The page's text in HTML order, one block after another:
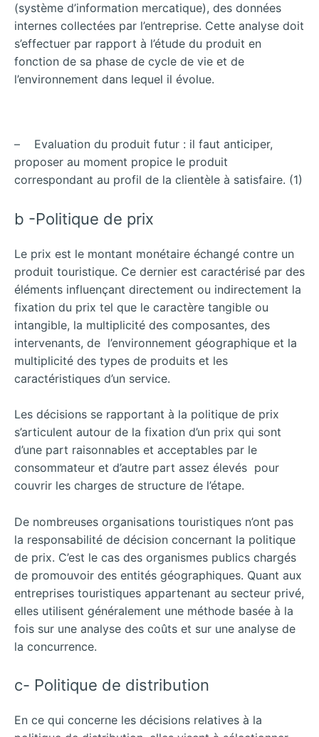
(système d’information mercatique), des données
internes collectées par l’entreprise. Cette analyse doit
s’effectuer par rapport à l’étude du produit en
fonction de sa phase de cycle de vie et de
l’environnement dans lequel il évolue.
– Evaluation du produit futur : il faut anticiper,
proposer au moment propice le produit
correspondant au profil de la clientèle à satisfaire. (1)
b -Politique de prix
Le prix est le montant monétaire échangé contre un
produit touristique. Ce dernier est caractérisé par des
éléments influençant directement ou indirectement la
fixation du prix tel que le caractère tangible ou
intangible, la multiplicité des composantes, des
intervenants, de l’environnement géographique et la
multiplicité des types de produits et les
caractéristiques d’un service.
Les décisions se rapportant à la politique de prix
s’articulent autour de la fixation d’un prix qui sont
d’une part raisonnables et acceptables par le
consommateur et d’autre part assez élevés pour
couvrir les charges de structure de l’étape.
De nombreuses organisations touristiques n’ont pas
la responsabilité de décision concernant la politique
de prix. C’est le cas des organismes publics chargés
de promouvoir des entités géographiques. Quant aux
entreprises touristiques appartenant au secteur privé,
elles utilisent généralement une méthode basée à la
fois sur une analyse des coûts et sur une analyse de
la concurrence.
c- Politique de distribution
En ce qui concerne les décisions relatives à la